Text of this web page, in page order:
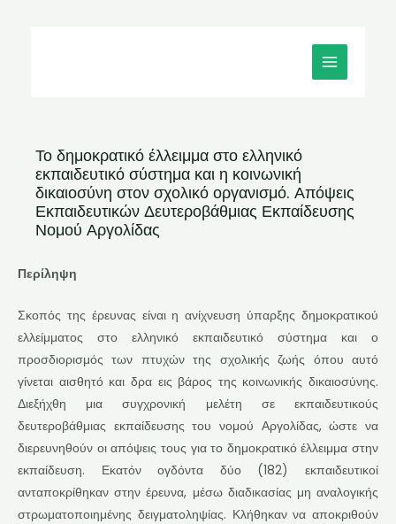
MAIN
MENU
Το δημοκρατικό έλλειμμα στο ελληνικό
εκπαιδευτικό σύστημα και η κοινωνική
δικαιοσύνη στον σχολικό οργανισμό. Απόψεις
Εκπαιδευτικών Δευτεροβάθμιας Εκπαίδευσης
Νομού Αργολίδας
Περίληψη
Σκοπός της έρευνας είναι η ανίχνευση ύπαρξης δημοκρατικού
ελλείμματος στο ελληνικό εκπαιδευτικό σύστημα και ο
προσδιορισμός των πτυχών της σχολικής ζωής όπου αυτό
γίνεται αισθητό και δρα εις βάρος της κοινωνικής δικαιοσύνης.
Διεξήχθη μια συγχρονική μελέτη σε εκπαιδευτικούς
δευτεροβάθμιας εκπαίδευσης του νομού Αργολίδας, ώστε να
διερευνηθούν οι απόψεις τους για το δημοκρατικό έλλειμμα στην
εκπαίδευση. Εκατόν ογδόντα δύο (182) εκπαιδευτικοί
ανταποκρίθηκαν στην έρευνα, μέσω διαδικασίας μη αναλογικής
στρωματοποιημένης δειγματοληψίας. Κλήθηκαν να αποκριθούν